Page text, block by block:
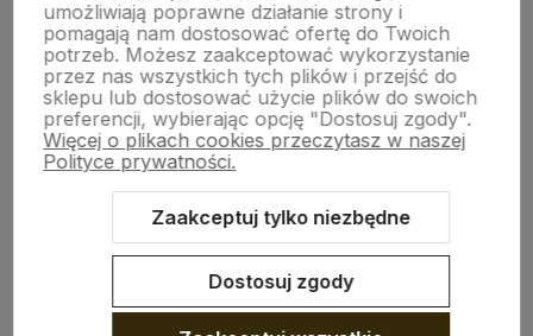
INFO O PRODUKCIE
ZGODY
CRAFDECO PRO
umożliwiają poprawne działanie strony i
pomagają nam dostosować ofertę do Twoich
potrzeb. Możesz zaakceptować wykorzystanie
przez nas wszystkich tych plików i przejść do
sklepu lub dostosować użycie plików do swoich
preferencji, wybierając opcję "Dostosuj zgody".
Więcej o plikach cookies przeczytasz w naszej
Polityce prywatności.
Zaakceptuj tylko niezbędne
Dostosuj zgody